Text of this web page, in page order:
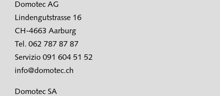
Domotec AG
Lindengutstrasse 16
CH-4663 Aarburg
Tel. 062 787 87 87
Servizio 091 604 51 52
info@domotec.ch
Domotec SA